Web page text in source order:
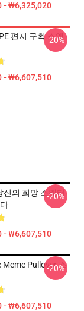
- ₩6,325,020
편지 구획 스웨
- ₩6,607,510
-20%
신의 희망 스웨터
- ₩6,607,510
-20%
Meme Pullover 스
- ₩6,607,510
-20%